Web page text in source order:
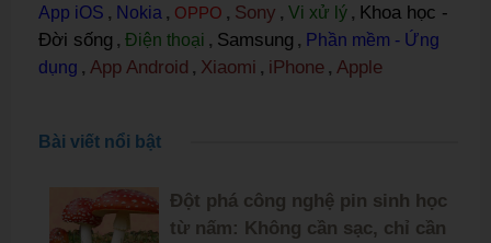
App iOS , Nokia , OPPO , Sony , Vi xử lý , Khoa học -
Đời sống , Điện thoại , Samsung , Phần mềm - Ứng
dụng , App Android , Xiaomi , iPhone , Apple
Bài viết nổi bật
Đột phá công nghệ pin sinh học
từ nấm: Không cần sạc, chỉ cần